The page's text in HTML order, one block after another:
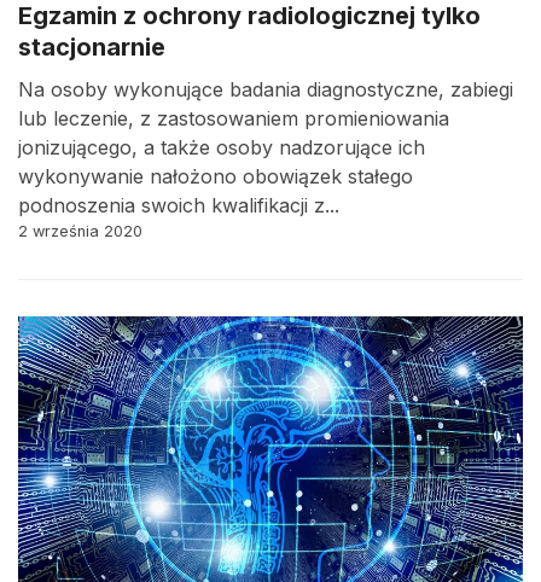
Egzamin z ochrony radiologicznej tylko
stacjonarnie
Na osoby wykonujące badania diagnostyczne, zabiegi
lub leczenie, z zastosowaniem promieniowania
jonizującego, a także osoby nadzorujące ich
wykonywanie nałożono obowiązek stałego
podnoszenia swoich kwalifikacji z...
2 września 2020